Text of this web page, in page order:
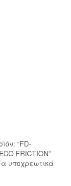
“FD-
FRICTION”
υποχρεωτικά